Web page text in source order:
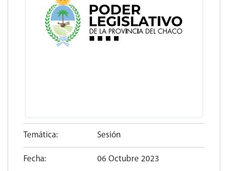
Temática: Sesión
Fecha: 06 Octubre 2023